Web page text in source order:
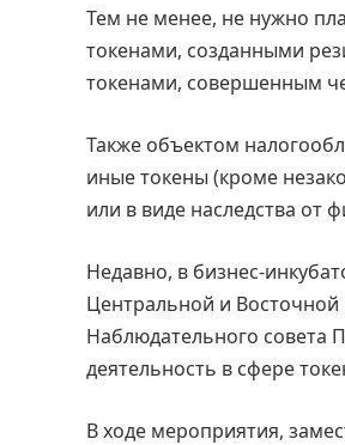
Тем не менее, не нужно
токенами, созданными
токенами, совершенным
Также объектом
иные токены (кроме
или в виде наследства от
Недавно, в бизнес-
Центральной и Восточной
Наблюдательного совета
деятельность в сфере
В ходе мероприятия,